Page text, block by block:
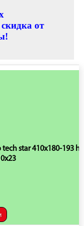
скидка от
star 410x180-193 h-